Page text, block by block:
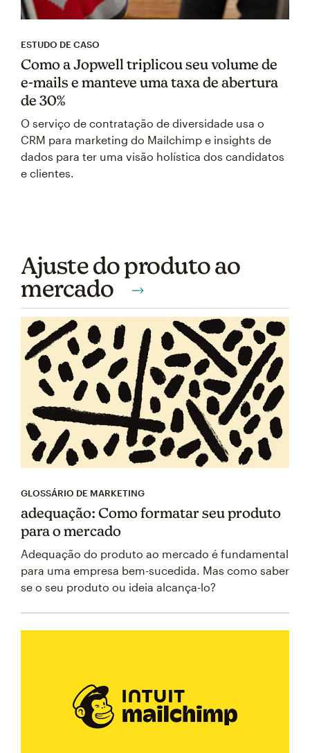
ESTUDO DE CASO
Como a Jopwell triplicou seu volume de
e-mails e manteve uma taxa de abertura
de 30%
O serviço de contratação de diversidade usa o
CRM para marketing do Mailchimp e insights de
dados para ter uma visão holística dos candidatos
e clientes.
Ajuste do produto ao
mercado
GLOSSÁRIO DE MARKETING
adequação: Como formatar seu produto
para o mercado
Adequação do produto ao mercado é fundamental
para uma empresa bem-sucedida. Mas como saber
se o seu produto ou ideia alcança-lo?